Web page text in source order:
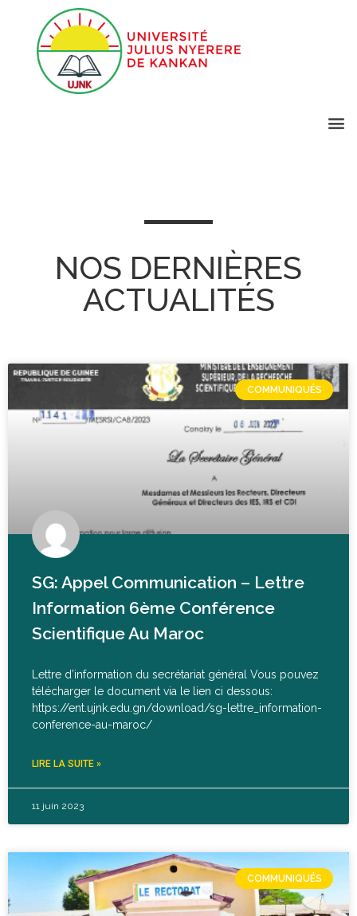
NOS DERNIÈRES
ACTUALITÉS
COMMUNIQUÉS
SG: Appel Communication – Lettre
Information 6ème Conférence
Scientifique Au Maroc
Lettre d’information du secrétariat général Vous pouvez
télécharger le document via le lien ci dessous:
https://ent.ujnk.edu.gn/download/sg-lettre_information-
conference-au-maroc/
LIRE LA SUITE »
11 juin 2023
COMMUNIQUÉS